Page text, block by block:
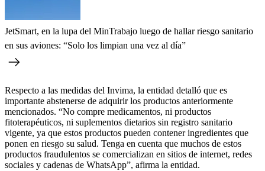
JetSmart, en la lupa del MinTrabajo luego de hallar riesgo sanitario
en sus aviones: “Solo los limpian una vez al día”
Respecto a las medidas del Invima, la entidad detalló que es
importante abstenerse de adquirir los productos anteriormente
mencionados. “No compre medicamentos, ni productos
fitoterapéuticos, ni suplementos dietarios sin registro sanitario
vigente, ya que estos productos pueden contener ingredientes que
ponen en riesgo su salud. Tenga en cuenta que muchos de estos
productos fraudulentos se comercializan en sitios de internet, redes
sociales y cadenas de WhatsApp”, afirma la entidad.